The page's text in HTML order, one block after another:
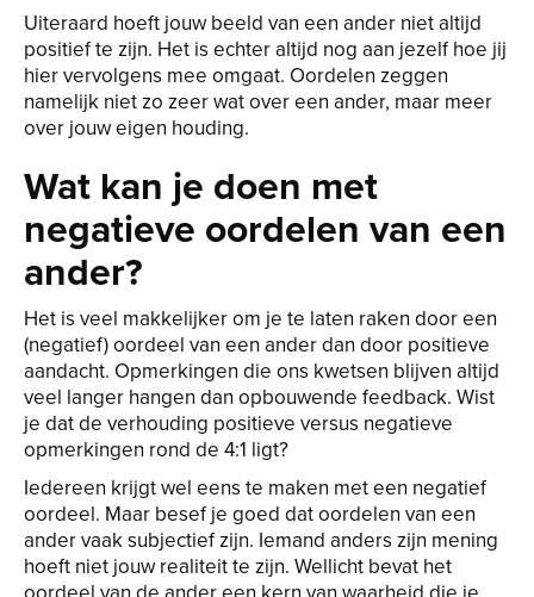
Uiteraard hoeft jouw beeld van een ander niet altijd
positief te zijn. Het is echter altijd nog aan jezelf hoe jij
hier vervolgens mee omgaat. Oordelen zeggen
namelijk niet zo zeer wat over een ander, maar meer
over jouw eigen houding.
Wat kan je doen met
negatieve oordelen van een
ander?
Het is veel makkelijker om je te laten raken door een
(negatief) oordeel van een ander dan door positieve
aandacht. Opmerkingen die ons kwetsen blijven altijd
veel langer hangen dan opbouwende feedback. Wist
je dat de verhouding positieve versus negatieve
opmerkingen rond de 4:1 ligt?
Iedereen krijgt wel eens te maken met een negatief
oordeel. Maar besef je goed dat oordelen van een
ander vaak subjectief zijn. Iemand anders zijn mening
hoeft niet jouw realiteit te zijn. Wellicht bevat het